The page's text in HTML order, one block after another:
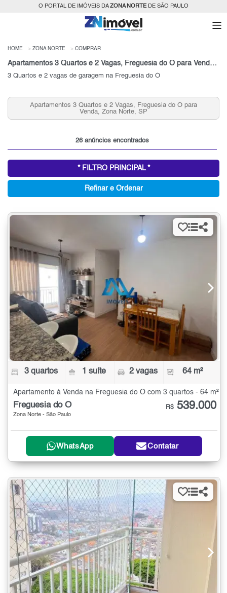
O PORTAL DE IMÓVEIS DAZONA NORTEDE SÃO PAULO
HOME ZONA NORTE COMPRAR
Apartamentos 3 Quartos e 2 Vagas, Freguesia do Ó para Venda, Zona Norte, SP
3 Quartos e 2 vagas de garagem na Freguesia do Ó
Apartamentos 3 Quartos e 2 Vagas, Freguesia do Ó para
Venda, Zona Norte, SP
26 anúncios encontrados
* FILTRO PRINCIPAL *
Refinar e Ordenar
3 quartos 1 suíte 2 vagas 64 m²
Apartamento à Venda na Freguesia do Ó com 3 quartos - 64 m²
Freguesia do Ó
Zona Norte - São Paulo
R$ 539.000
WhatsApp Contatar